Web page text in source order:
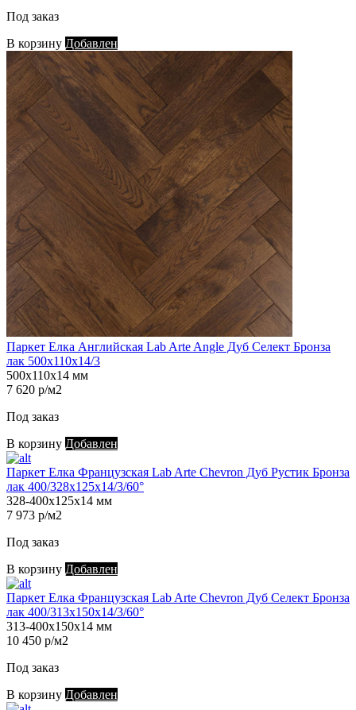
Под заказ
В корзину Добавлен
Паркет Елка Английская Lab Arte Angle Дуб Селект Бронза
лак 500х110х14/3
500х110х14 мм
7 620 р/м2
Под заказ
В корзину Добавлен
Паркет Елка Французская Lab Arte Chevron Дуб Рустик Бронза
лак 400/328х125х14/3/60°
328-400х125х14 мм
7 973 р/м2
Под заказ
В корзину Добавлен
Паркет Елка Французская Lab Arte Chevron Дуб Селект Бронза
лак 400/313х150х14/3/60°
313-400х150х14 мм
10 450 р/м2
Под заказ
В корзину Добавлен